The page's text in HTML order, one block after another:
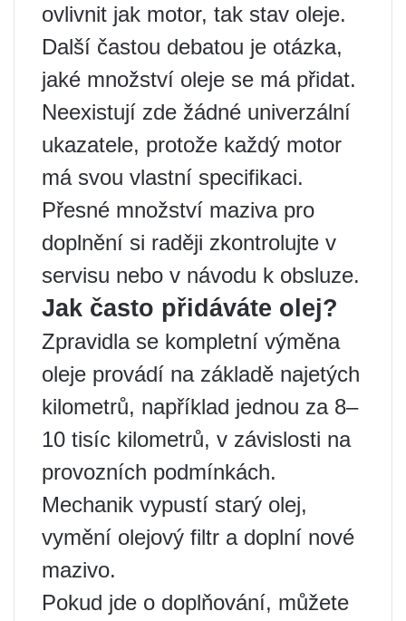
ovlivnit jak motor, tak stav oleje.
Další častou debatou je otázka,
jaké množství oleje se má přidat.
Neexistují zde žádné univerzální
ukazatele, protože každý motor
má svou vlastní specifikaci.
Přesné množství maziva pro
doplnění si raději zkontrolujte v
servisu nebo v návodu k obsluze.
Jak často přidáváte olej?
Zpravidla se kompletní výměna
oleje provádí na základě najetých
kilometrů, například jednou za 8–
10 tisíc kilometrů, v závislosti na
provozních podmínkách.
Mechanik vypustí starý olej,
vymění olejový filtr a doplní nové
mazivo.
Pokud jde o doplňování, můžete